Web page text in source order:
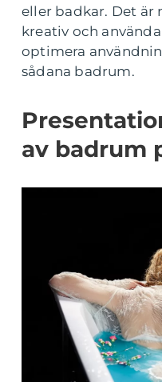
eller badkar. Det är
kreativ och
optimera
sådana badrum.
av badrum